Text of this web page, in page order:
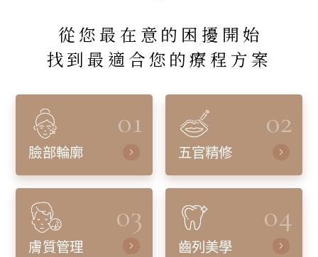
從您最在意的困擾開始
找到最適合您的療程方案
01
臉部輪廓
02
五官精修
03
膚質管理
04
齒列美學